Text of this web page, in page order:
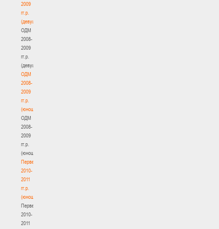
2009
гг.р.
(девушки)
ОДМ
2008-
2009
гг.р.
(девушки)
ОДМ
2008-
2009
гг.р.
(юноши)
ОДМ
2008-
2009
гг.р.
(юноши)
Первенство
2010-
2011
гг.р.
(юноши)
Первенство
2010-
2011